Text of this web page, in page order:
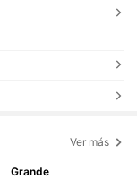
Ver más
Grande